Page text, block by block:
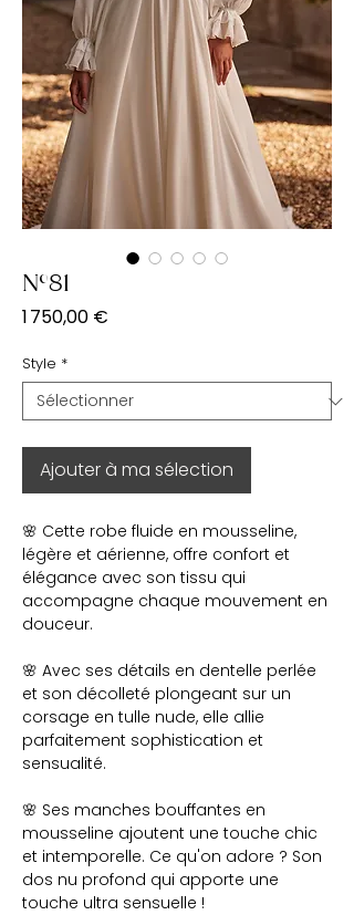
N°81
1 750,00 €
Style *
Ajouter à ma sélection
🌸 Cette robe fluide en mousseline,
légère et aérienne, offre confort et
élégance avec son tissu qui
accompagne chaque mouvement en
douceur.
🌸 Avec ses détails en dentelle perlée
et son décolleté plongeant sur un
corsage en tulle nude, elle allie
parfaitement sophistication et
sensualité.
🌸 Ses manches bouffantes en
mousseline ajoutent une touche chic
et intemporelle. Ce qu'on adore ? Son
dos nu profond qui apporte une
touche ultra sensuelle !